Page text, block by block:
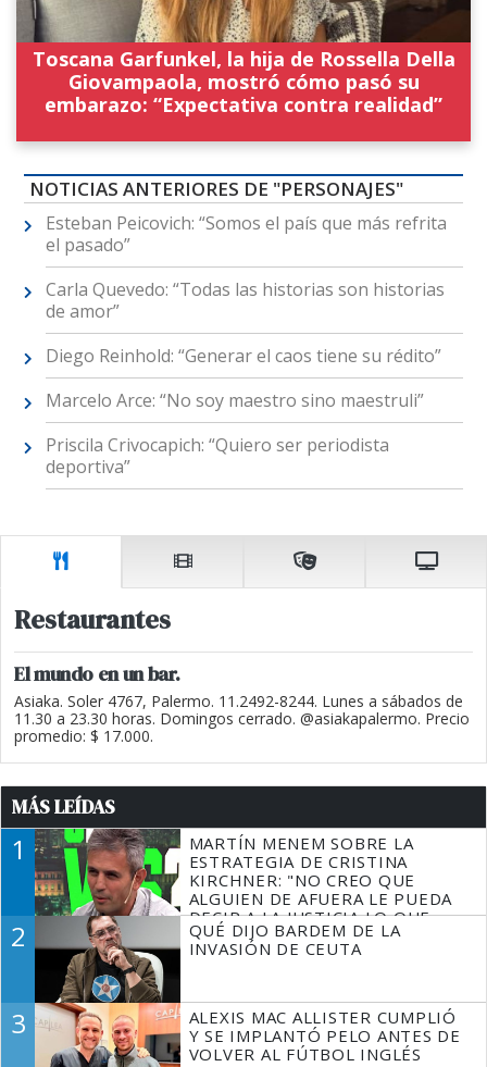
Toscana Garfunkel, la hija de Rossella Della
Giovampaola, mostró cómo pasó su
embarazo: “Expectativa contra realidad”
NOTICIAS ANTERIORES DE "PERSONAJES"
Esteban Peicovich: “Somos el país que más refrita
el pasado”
Carla Quevedo: “Todas las historias son historias
de amor”
Diego Reinhold: “Generar el caos tiene su rédito”
Marcelo Arce: “No soy maestro sino maestruli”
Priscila Crivocapich: “Quiero ser periodista
deportiva”
Restaurantes
El mundo en un bar.
Asiaka. Soler 4767, Palermo. 11.2492-8244. Lunes a sábados de
11.30 a 23.30 horas. Domingos cerrado. @asiakapalermo. Precio
promedio: $ 17.000.
MÁS LEÍDAS
1
MARTÍN MENEM SOBRE LA
ESTRATEGIA DE CRISTINA
KIRCHNER: "NO CREO QUE
ALGUIEN DE AFUERA LE PUEDA
DECIR A LA JUSTICIA LO QUE
TIENE QUE HACER"
2
QUÉ DIJO BARDEM DE LA
INVASIÓN DE CEUTA
3
ALEXIS MAC ALLISTER CUMPLIÓ
Y SE IMPLANTÓ PELO ANTES DE
VOLVER AL FÚTBOL INGLÉS